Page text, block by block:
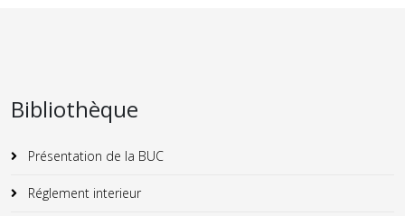
Bibliothèque
Présentation de la BUC
Réglement interieur